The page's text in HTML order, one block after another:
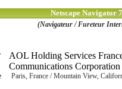
Netscape Navigator 7
(Navigateur / Fureteur
AOL Holding Services
Communications
Paris, France / Mountain View,